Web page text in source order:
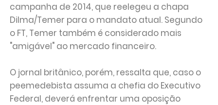
campanha de 2014, que reelegeu a chapa
Dilma/Temer para o mandato atual. Segundo
o FT, Temer também é considerado mais
"amigável" ao mercado financeiro.
O jornal britânico, porém, ressalta que, caso o
peemedebista assuma a chefia do Executivo
Federal, deverá enfrentar uma oposição